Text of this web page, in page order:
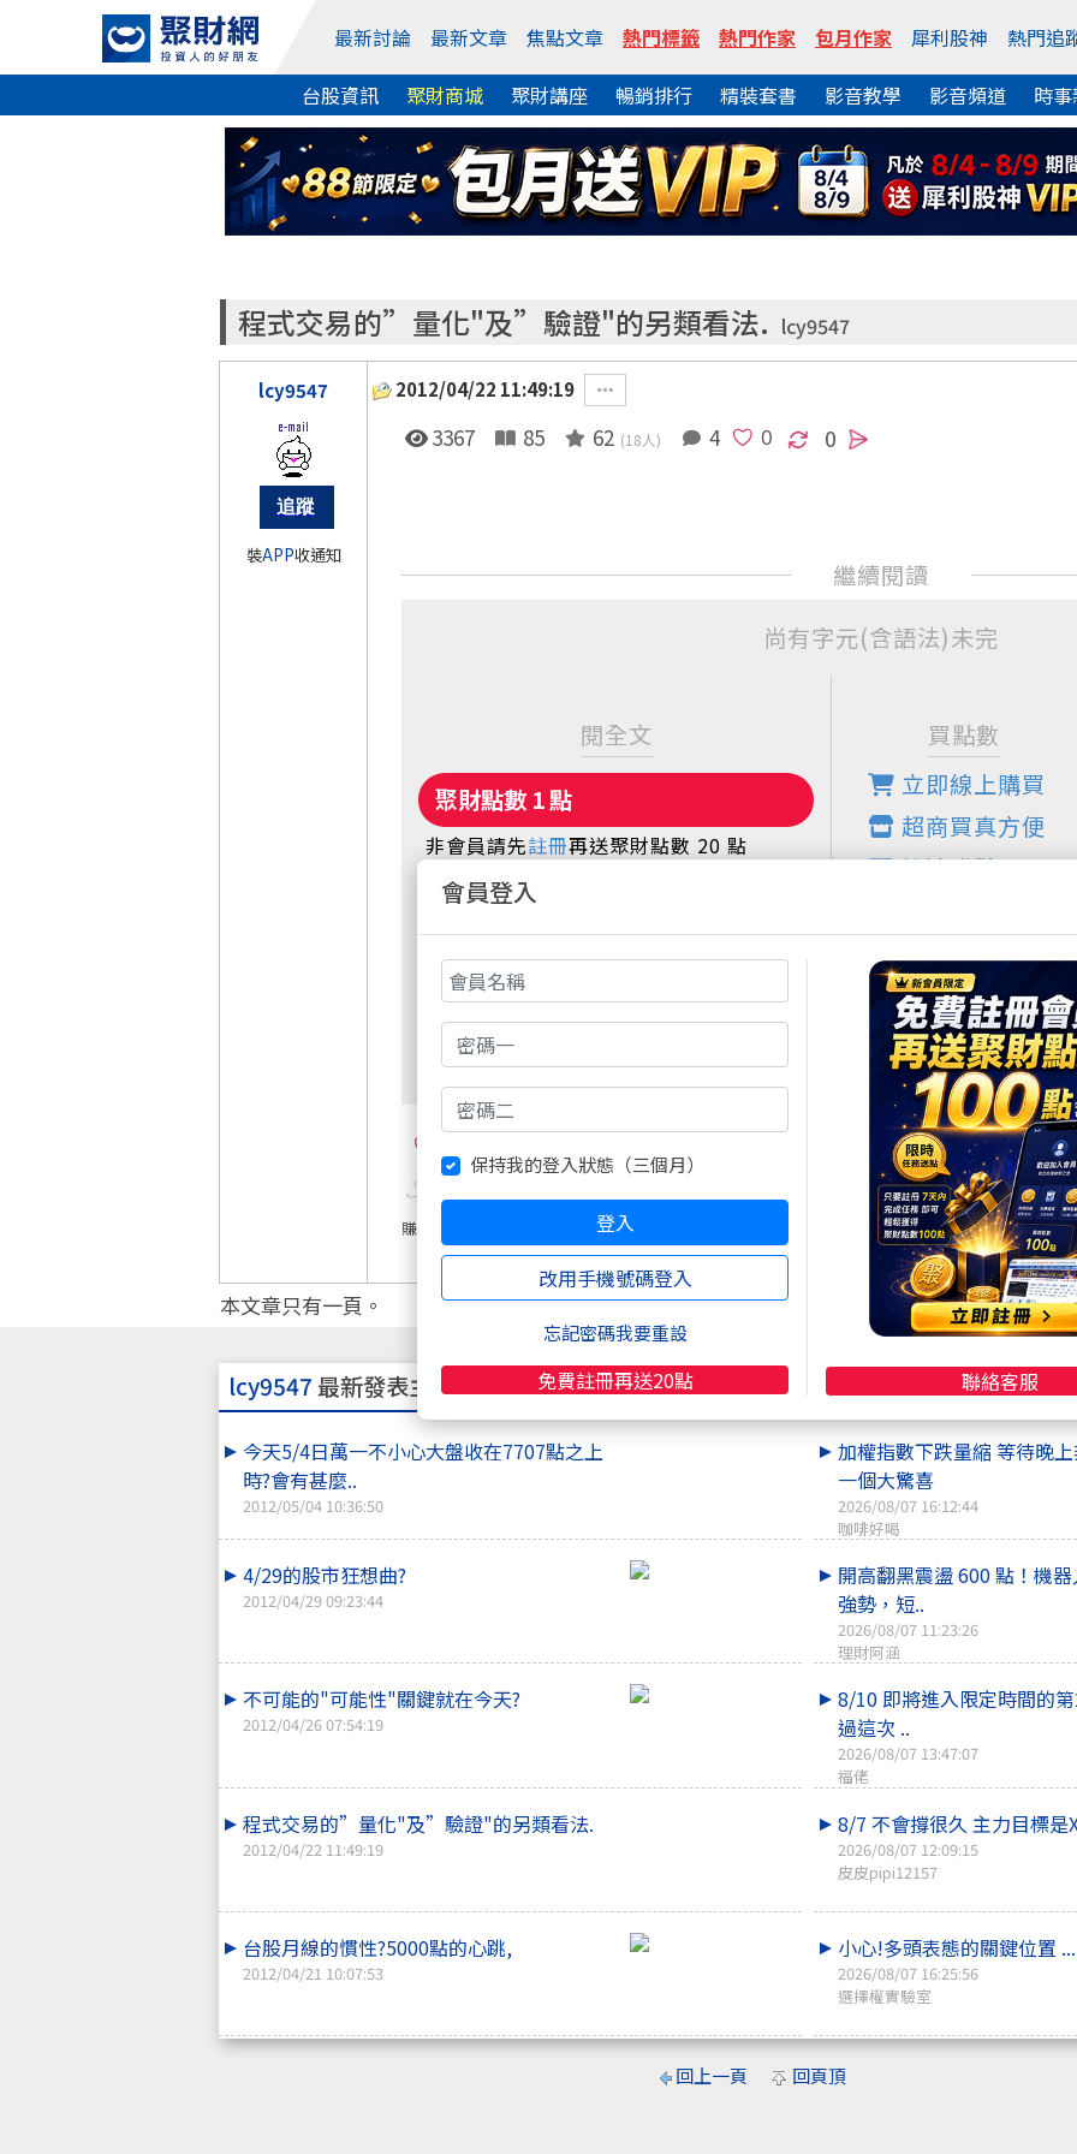
最新討論 最新文章 焦點文章 熱門標籤 熱門作家 包月作家 犀利股神
熱門追
台股資訊
聚財商城 聚財講座 暢銷排行 精裝套書 影音教學 影音頻道 時
程式交易的”量化"及”驗證"的另類看法. lcy9547
lcy9547
裝APP收通知
2012/04/22 11:49:19
3367 85 62 (18人) 4 0
尚有字元(含語法)未完
閱全文
非會員請先註冊再送聚財點數 20 點
週五盤後六日限定！點數加贈2%！
買點數
立即線上購買
超商買真方便
快速購點
Pay )
賺錢要走,不賺錢也要走,賠錢更要走.
本文章只有一頁。
lcy9547最新發表主題
今天5/4日萬一不小心大盤收在7707點之上
時?會有甚麼..
2012/05/04 10:36:50
4/29的股市狂想曲?
2012/04/29 09:23:44
不可能的"可能性"關鍵就在今天?
2012/04/26 07:54:19
程式交易的”量化"及”驗證"的另類看法.
2012/04/22 11:49:19
台股月線的慣性?5000點的心跳,
2012/04/21 10:07:53
熱門焦點文章
加權指數下跌量縮 等待晚
一個大驚喜
2026/08/07 16:12:44
咖啡好喝
開高翻黑震盪 600 點！機
強勢，短..
2026/08/07 11:23:26
理財阿涵
8/10 即將進入限定時間的
過這次 ..
2026/08/07 13:47:07
福佬
8/7 不會撐很久 主力目標是
2026/08/07 12:09:15
皮皮pipi12157
小心!多頭表態的關鍵位置
2026/08/07 16:25:56
選擇權實驗室
回上一頁 回頁頂
會員登入
保持我的登入狀態（三個月）
登入
改用手機號碼登入
忘記密碼我要重設
免費註冊再送20點 聯絡客服